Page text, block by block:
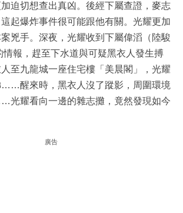
迫切想查出真凶。後經下屬查證，麥志
起爆炸事件很可能跟他有關。光耀更加
兇手。深夜，光耀收到下屬偉滔（陸駿
情報，趕至下水道與可疑黑衣人發生搏
至九龍城一座住宅樓「美晨閣」，光耀
……醒來時，黑衣人沒了蹤影，周圍環境
光耀看向一邊的雜志攤，竟然發現如今
廣告